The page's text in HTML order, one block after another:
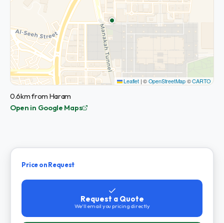
Leaflet |©OpenStreetMap©CARTO
0.6km from Haram
Open in Google Maps
Price on Request
Request a Quote
We'll email you pricing directly